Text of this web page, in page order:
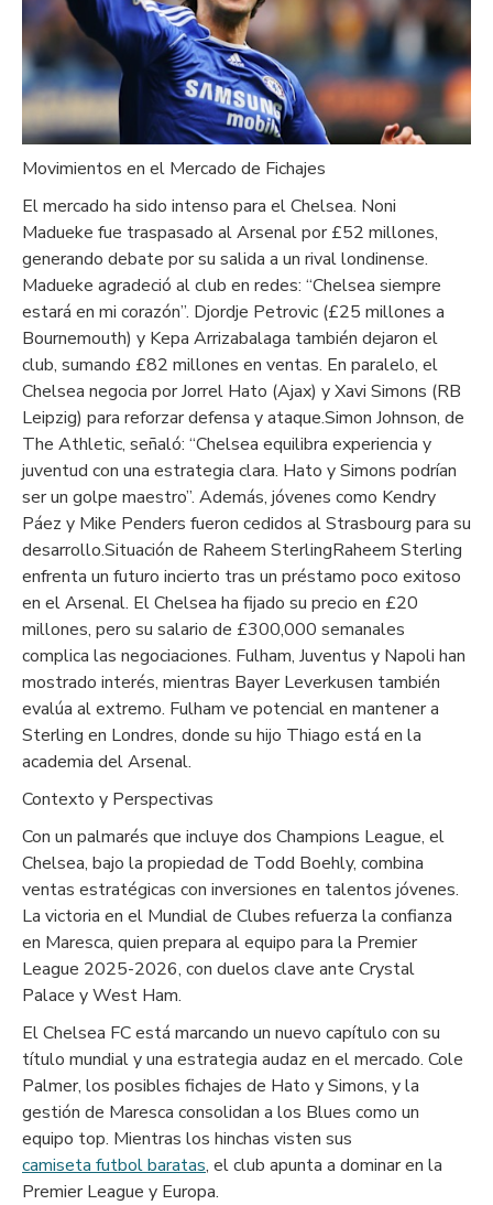
Movimientos en el Mercado de Fichajes
El mercado ha sido intenso para el Chelsea. Noni
Madueke fue traspasado al Arsenal por £52 millones,
generando debate por su salida a un rival londinense.
Madueke agradeció al club en redes: “Chelsea siempre
estará en mi corazón”. Djordje Petrovic (£25 millones a
Bournemouth) y Kepa Arrizabalaga también dejaron el
club, sumando £82 millones en ventas. En paralelo, el
Chelsea negocia por Jorrel Hato (Ajax) y Xavi Simons (RB
Leipzig) para reforzar defensa y ataque.Simon Johnson, de
The Athletic, señaló: “Chelsea equilibra experiencia y
juventud con una estrategia clara. Hato y Simons podrían
ser un golpe maestro”. Además, jóvenes como Kendry
Páez y Mike Penders fueron cedidos al Strasbourg para su
desarrollo.Situación de Raheem SterlingRaheem Sterling
enfrenta un futuro incierto tras un préstamo poco exitoso
en el Arsenal. El Chelsea ha fijado su precio en £20
millones, pero su salario de £300,000 semanales
complica las negociaciones. Fulham, Juventus y Napoli han
mostrado interés, mientras Bayer Leverkusen también
evalúa al extremo. Fulham ve potencial en mantener a
Sterling en Londres, donde su hijo Thiago está en la
academia del Arsenal.
Contexto y Perspectivas
Con un palmarés que incluye dos Champions League, el
Chelsea, bajo la propiedad de Todd Boehly, combina
ventas estratégicas con inversiones en talentos jóvenes.
La victoria en el Mundial de Clubes refuerza la confianza
en Maresca, quien prepara al equipo para la Premier
League 2025-2026, con duelos clave ante Crystal
Palace y West Ham.
El Chelsea FC está marcando un nuevo capítulo con su
título mundial y una estrategia audaz en el mercado. Cole
Palmer, los posibles fichajes de Hato y Simons, y la
gestión de Maresca consolidan a los Blues como un
equipo top. Mientras los hinchas visten sus
camiseta futbol baratas, el club apunta a dominar en la
Premier League y Europa.